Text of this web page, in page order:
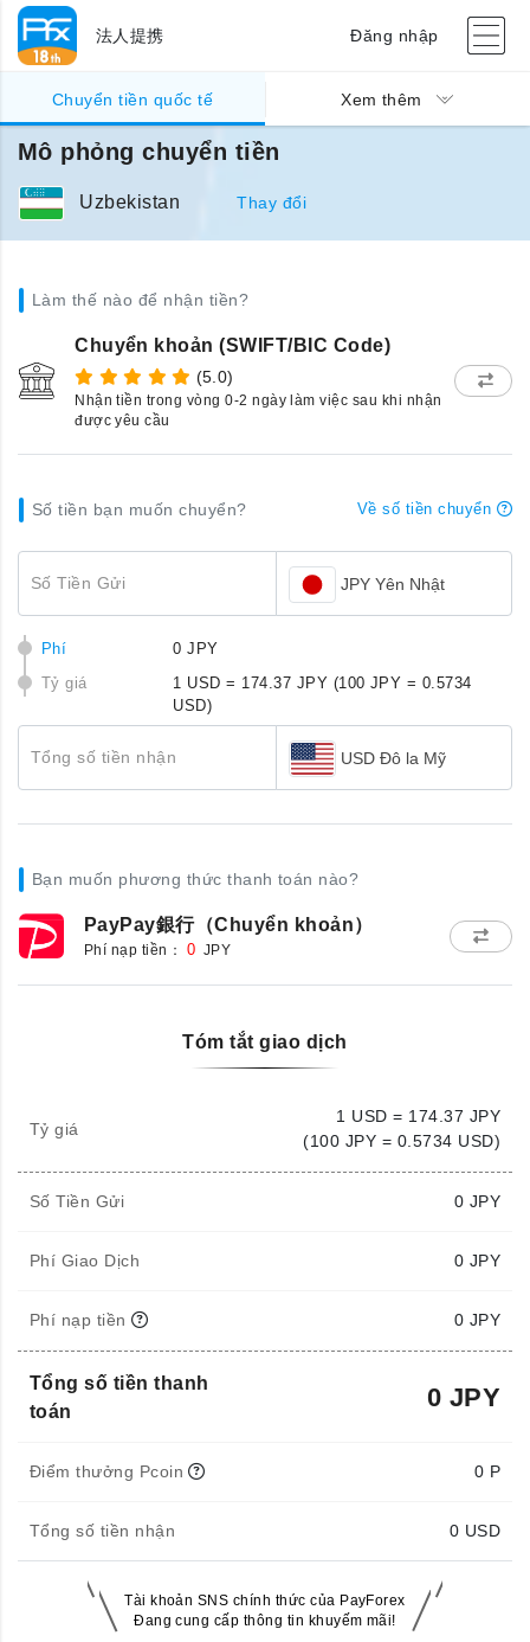
法人提携 Đăng nhập
Chuyển tiền quốc tế Xem thêm
Mô phỏng chuyển tiền
Uzbekistan Thay đổi
Làm thế nào để nhận tiền?
Chuyển khoản (SWIFT/BIC Code)
(5.0)
Nhận tiền trong vòng 0-2 ngày làm việc sau khi nhận
được yêu cầu
Số tiền bạn muốn chuyển? Về số tiền chuyển
Số Tiền Gửi JPY Yên Nhật
Phí
0 JPY
Tỷ giá
1 USD = 174.37 JPY (100 JPY = 0.5734
USD)
Tổng số tiền nhận USD Đô la Mỹ
Bạn muốn phương thức thanh toán nào?
PayPay銀行（Chuyển khoản）
Phí nạp tiền： 0 JPY
Tóm tắt giao dịch
Tỷ giá
1 USD = 174.37 JPY
(100 JPY = 0.5734 USD)
Số Tiền Gửi 0 JPY
Phí Giao Dịch 0 JPY
Phí nạp tiền 0 JPY
Tổng số tiền thanh
toán
0 JPY
Điểm thưởng Pcoin 0 P
Tổng số tiền nhận 0 USD
Tài khoản SNS chính thức của PayForex
Đang cung cấp thông tin khuyếm mãi!